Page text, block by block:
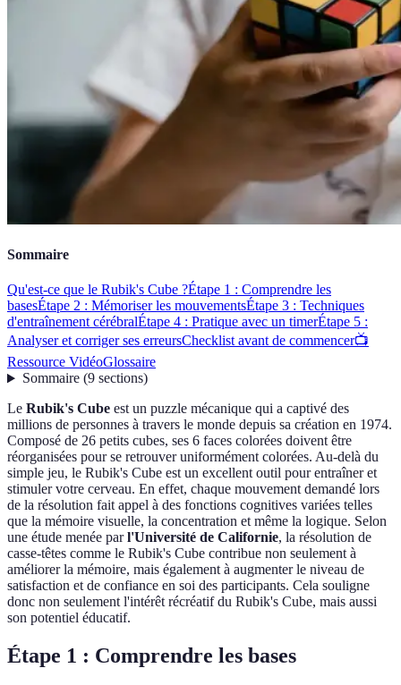
Sommaire
Qu'est-ce que le Rubik's Cube ?Étape 1 : Comprendre les
basesÉtape 2 : Mémoriser les mouvementsÉtape 3 : Techniques
d'entraînement cérébralÉtape 4 : Pratique avec un timerÉtape 5 :
Analyser et corriger ses erreursChecklist avant de commencer📺
Ressource VidéoGlossaire
Sommaire(9 sections)
Le Rubik's Cube est un puzzle mécanique qui a captivé des
millions de personnes à travers le monde depuis sa création en 1974.
Composé de 26 petits cubes, ses 6 faces colorées doivent être
réorganisées pour se retrouver uniformément colorées. Au-delà du
simple jeu, le Rubik's Cube est un excellent outil pour entraîner et
stimuler votre cerveau. En effet, chaque mouvement demandé lors
de la résolution fait appel à des fonctions cognitives variées telles
que la mémoire visuelle, la concentration et même la logique. Selon
une étude menée parl'Université de Californie, la résolution de
casse-têtes comme le Rubik's Cube contribue non seulement à
améliorer la mémoire, mais également à augmenter le niveau de
satisfaction et de confiance en soi des participants. Cela souligne
donc non seulement l'intérêt récréatif du Rubik's Cube, mais aussi
son potentiel éducatif.
Étape 1 : Comprendre les bases